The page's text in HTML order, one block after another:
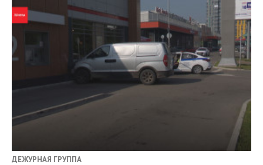
ДЕЖУРНАЯ ГРУППА